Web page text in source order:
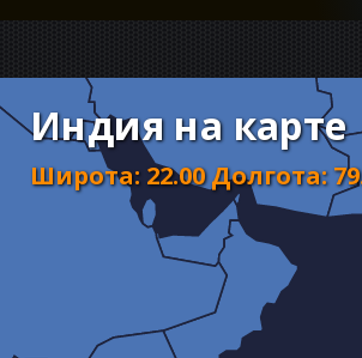
Индия на карте
Широта: 22.00 Долгота: